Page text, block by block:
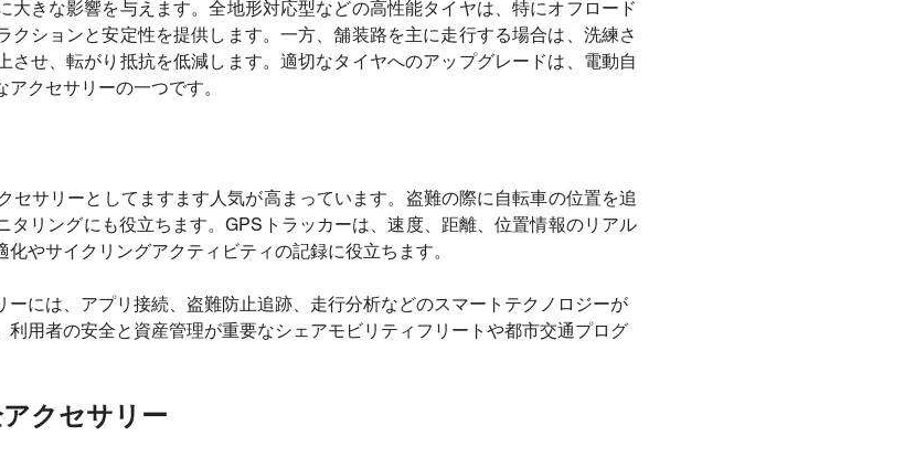
大きな影響を与えます。全地形対応型などの高性能タイヤは、特にオフロード
クションと安定性を提供します。一方、舗装路を主に走行する場合は、洗練さ
させ、転がり抵抗を低減します。適切なタイヤへのアップグレードは、電動自
クセサリーの一つです。
セサリーとしてますます人気が高まっています。盗難の際に自転車の位置を追
タリングにも役立ちます。GPSトラッカーは、速度、距離、位置情報のリアル
やサイクリングアクティビティの記録に役立ちます。
ーには、アプリ接続、盗難防止追跡、走行分析などのスマートテクノロジーが
用者の安全と資産管理が重要なシェアモビリティフリートや都市交通プログ
クセサリー